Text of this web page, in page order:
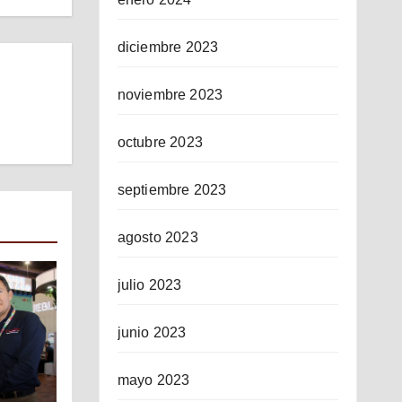
diciembre 2023
noviembre 2023
octubre 2023
septiembre 2023
agosto 2023
julio 2023
junio 2023
mayo 2023